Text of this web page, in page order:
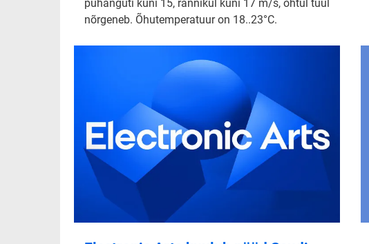
puhanguti kuni 15, rannikul kuni 17 m/s, õhtul tuul
nõrgeneb. Õhutemperatuur on 18..23°C.